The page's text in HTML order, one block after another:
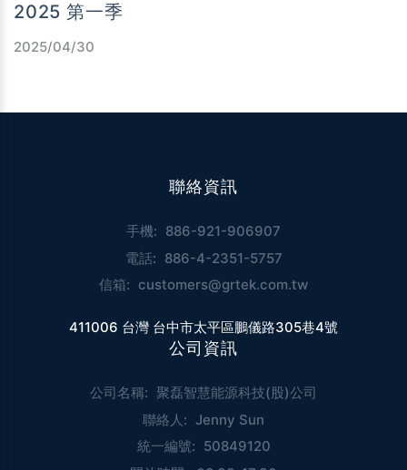
2025 第一季
2025/04/30
聯絡資訊
手機: 886-921-906907
電話: 886-4-2351-5757
信箱: customers@grtek.com.tw
411006 台灣 台中市太平區鵬儀路305巷4號
公司資訊
公司名稱: 聚磊智慧能源科技(股)公司
聯絡人: Jenny Sun
統一編號: 50849120